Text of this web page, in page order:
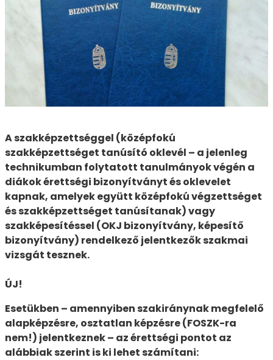
A szakképzettséggel (középfokú
szakképzettséget tanúsító oklevél – a jelenleg
technikumban folytatott tanulmányok végén a
diákok érettségi bizonyítványt és oklevelet
kapnak, amelyek együtt középfokú végzettséget
és szakképzettséget tanúsítanak) vagy
szakképesítéssel (OKJ bizonyítvány, képesítő
bizonyítvány) rendelkező jelentkezők szakmai
vizsgát tesznek.
ÚJ!
Esetükben – amennyiben szakiránynak megfelelő
alapképzésre, osztatlan képzésre (FOSZK-ra
nem!) jelentkeznek – az érettségi pontot az
alábbiak szerint is ki lehet számítani: